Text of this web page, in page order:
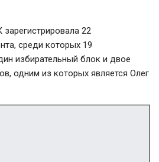
22
среди которых 19
избирательный блок и двое
одним из которых является Олег